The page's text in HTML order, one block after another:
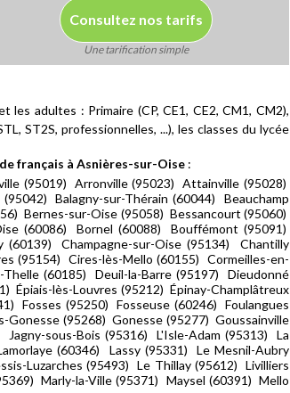
Consultez nos tarifs
Une tarification simple
adultes : Primaire (CP, CE1, CE2, CM1, CM2),
ST2S, professionnelles, ...), les classes du lycée
français à Asnières-sur-Oise :
(95019) Arronville (95023) Attainville (95028)
Balagny-sur-Thérain (60044) Beauchamp
Bernes-sur-Oise (95058) Bessancourt (95060)
(60086) Bornel (60088) Bouffémont (95091)
Champagne-sur-Oise (95134) Chantilly
(95154) Cires-lès-Mello (60155) Cormeilles-en-
(60185) Deuil-la-Barre (95197) Dieudonné
Épiais-lès-Louvres (95212) Épinay-Champlâtreux
Fosses (95250) Fosseuse (60246) Foulangues
Gonesse (95268) Gonesse (95277) Goussainville
sous-Bois (95316) L'Isle-Adam (95313) La
(60346) Lassy (95331) Le Mesnil-Aubry
Luzarches (95493) Le Thillay (95612) Livilliers
Marly-la-Ville (95371) Maysel (60391) Mello